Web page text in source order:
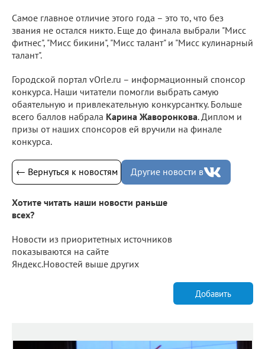
Самое главное отличие этого года – это то, что без
звания не остался никто. Еще до финала выбрали "Мисс
фитнес", "Мисс бикини", "Мисс талант" и "Мисс кулинарный
талант".
Городской портал vOrle.ru – информационный спонсор
конкурса. Наши читатели помогли выбрать самую
обаятельную и привлекательную конкурсантку. Больше
всего баллов набрала Карина Жаворонкова. Диплом и
призы от наших спонсоров ей вручили на финале
конкурса.
← Вернуться к новостям Другие новости в
Хотите читать наши новости раньше
всех?
Новости из приоритетных источников
показываются на сайте
Яндекс.Новостей выше других
Добавить